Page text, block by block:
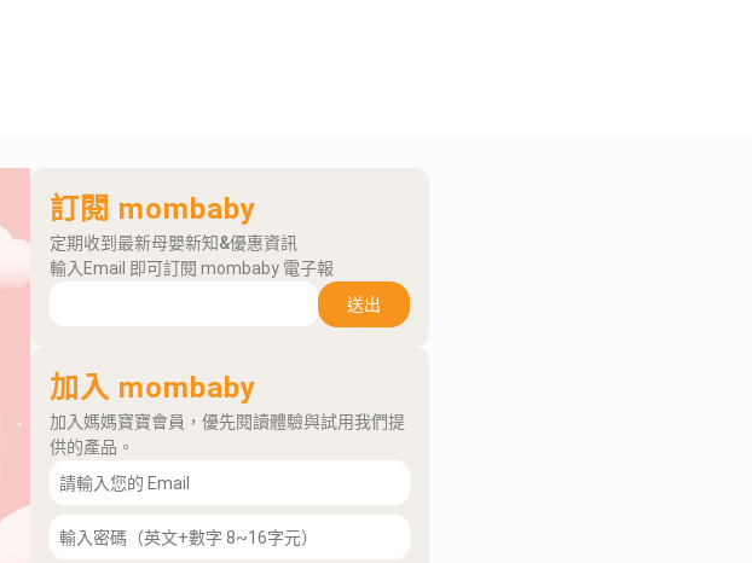
訂閱 mombaby
定期收到最新母嬰新知&優惠資訊
輸入Email 即可訂閱 mombaby 電子報
送出
加入 mombaby
加入媽媽寶寶會員，優先閱讀體驗與試用我們提
供的產品。